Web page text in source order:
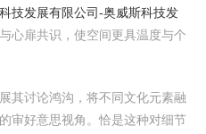
技发展有限公司-奥威斯科技发
心扉共识，使空间更具温度与个
其讨论鸿沟，将不同文化元素融
审好意思视角。恰是这种对细节